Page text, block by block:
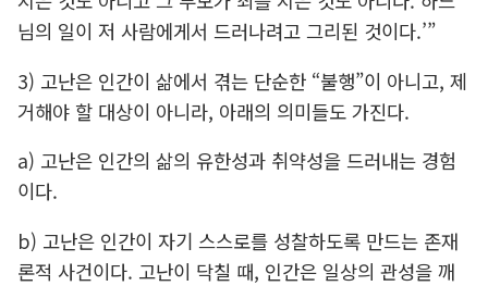
님의 일이 저 사람에게서 드러나려고 그리된 것이다.’”
3) 고난은 인간이 삶에서 겪는 단순한 “불행”이 아니고, 제
거해야 할 대상이 아니라, 아래의 의미들도 가진다.
a) 고난은 인간의 삶의 유한성과 취약성을 드러내는 경험
이다.
b) 고난은 인간이 자기 스스로를 성찰하도록 만드는 존재
론적 사건이다. 고난이 닥칠 때, 인간은 일상의 관성을 깨